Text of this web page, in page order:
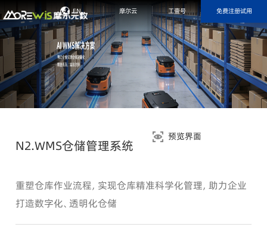
EN 摩尔云 工壹号 免费注册试用
N2.WMS仓储管理系统
预览界面
重塑仓库作业流程，实现仓库精准科学化管理，助力企业
打造数字化、透明化仓储